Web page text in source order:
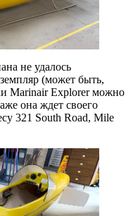
не удалось
(может быть,
Marinair Explorer можно
она ждет своего
321 South Road, Mile